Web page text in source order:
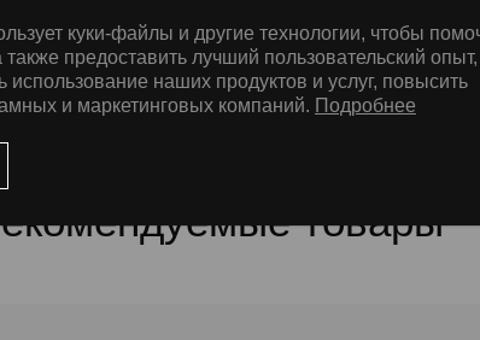
ThermoSeal®, Дополнительная прошивка
товары
куки-файлы и другие технологии, чтобы
также предоставить лучший пользовательский опыт,
использование наших продуктов и услуг, повысить
и маркетинговых компаний. Подробнее